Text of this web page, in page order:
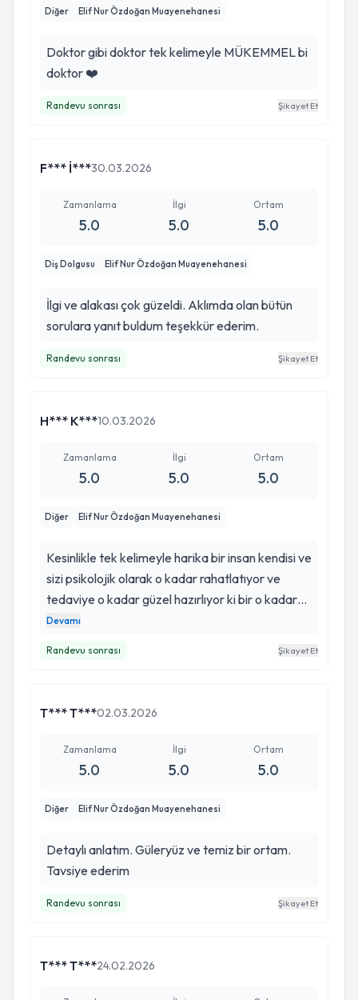
Diğer Elif Nur Özdoğan Muayenehanesi
Doktor gibi doktor tek kelimeyle MÜKEMMEL bi
doktor ❤️
Randevu sonrası Şikayet Et
F*** İ***30.03.2026
Zamanlama
5.0
İlgi
5.0
Ortam
5.0
Diş Dolgusu Elif Nur Özdoğan Muayenehanesi
İlgi ve alakası çok güzeldi. Aklımda olan bütün
sorulara yanıt buldum teşekkür ederim.
Randevu sonrası Şikayet Et
H*** K***10.03.2026
Zamanlama
5.0
İlgi
5.0
Ortam
5.0
Diğer Elif Nur Özdoğan Muayenehanesi
Kesinlikle tek kelimeyle harika bir insan kendisi ve
sizi psikolojik olarak o kadar rahatlatıyor ve
tedaviye o kadar güzel hazırlıyor ki bir o kadar
da eli çok hafif ve işinde çok başarılı, kendisi de
Devamı
Randevu sonrası Şikayet Et
T*** T***02.03.2026
Zamanlama
5.0
İlgi
5.0
Ortam
5.0
Diğer Elif Nur Özdoğan Muayenehanesi
Detaylı anlatım. Güleryüz ve temiz bir ortam.
Tavsiye ederim
Randevu sonrası Şikayet Et
T*** T***24.02.2026